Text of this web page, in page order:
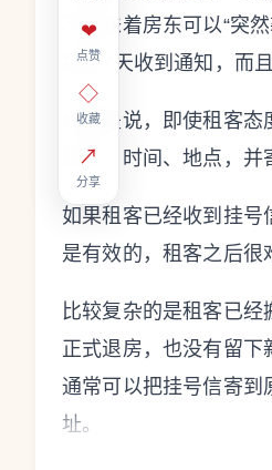
❤
点赞
◇
收藏
↗
分享
不意味着房东可以“突
提前7天收到通知，而
也就是说，即使租客
日期、时间、地点，
如果租客已经收到挂号
是有效的，租客之后很
比较复杂的是租客已
正式退房，也没有留下
通常可以把挂号信寄到
址。